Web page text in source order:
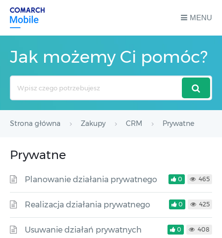
MENU
Jak możemy Ci pomóc?
Strona główna Zakupy CRM Prywatne
Prywatne
Planowanie działania prywatnego 0 465
Realizacja działania prywatnego 0 425
Usuwanie działań prywatnych 0 408